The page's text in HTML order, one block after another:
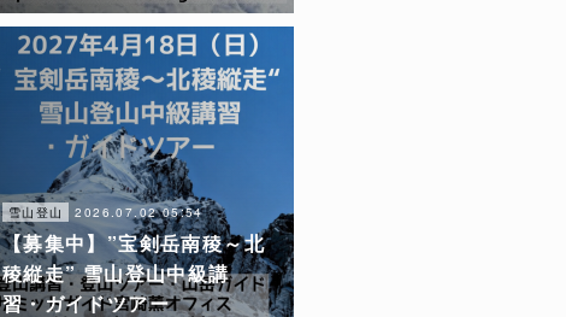
雪山登山 2026.07.02 05:54
【募集中】”宝剣岳南稜～北
稜縦走” 雪山登山中級講
習・ガイドツアー